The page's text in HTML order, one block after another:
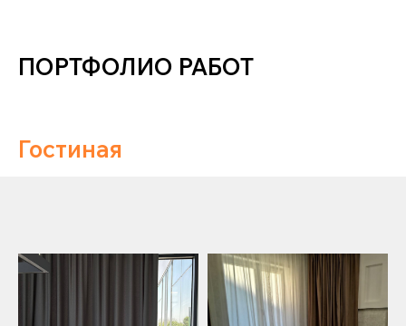
ПОРТФОЛИО РАБОТ
Гостиная